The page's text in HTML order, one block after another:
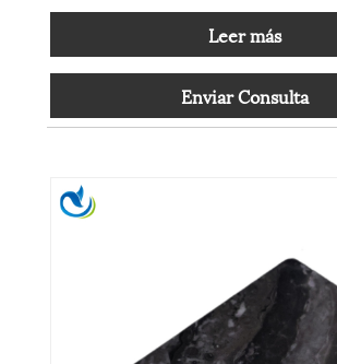
Leer más
Enviar Consulta